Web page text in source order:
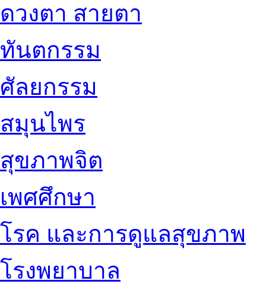
ดวงตา สายตา
ทันตกรรม
ศัลยกรรม
สมุนไพร
สุขภาพจิต
เพศศึกษา
โรค และการดูแลสุขภาพ
โรงพยาบาล